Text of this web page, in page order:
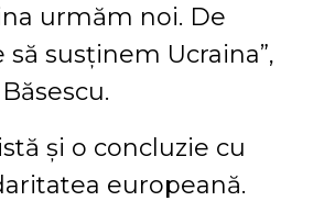
urmăm noi. De
susţinem Ucraina”,
şi o concluzie cu
europeană.